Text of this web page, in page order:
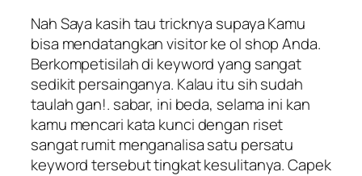
Nah Saya kasih tau tricknya supaya Kamu
bisa mendatangkan visitor ke ol shop Anda.
Berkompetisilah di keyword yang sangat
sedikit persainganya. Kalau itu sih sudah
taulah gan!. sabar, ini beda, selama ini kan
kamu mencari kata kunci dengan riset
sangat rumit menganalisa satu persatu
keyword tersebut tingkat kesulitanya. Capek